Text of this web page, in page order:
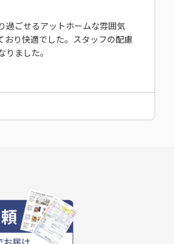
過ごせるアットホームな雰囲気
おり快適でした。スタッフの配慮
ました。